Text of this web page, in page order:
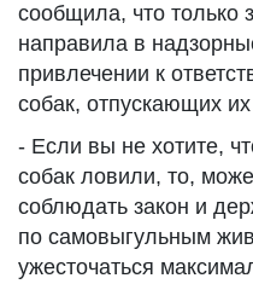
сообщила, что
направила в
привлечении к
собак, отпускающих
- Если вы не хотите,
собак ловили, то,
соблюдать закон и
по самовыгульным
ужесточаться